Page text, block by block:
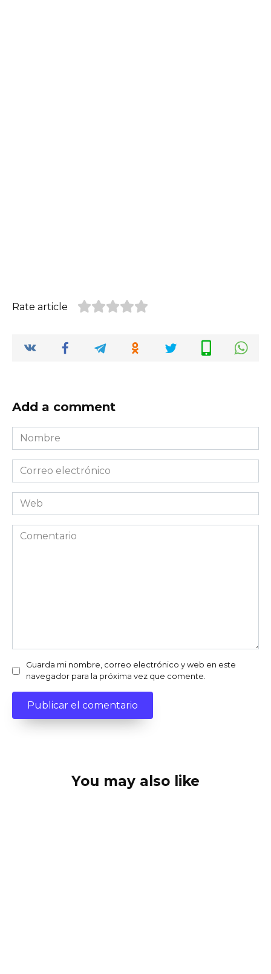
Rate article
Add a comment
Nombre
*
Correo
electrónico
*Web
Comentario
Guarda mi nombre, correo electrónico y web en este
navegador para la próxima vez que comente.
You may also like